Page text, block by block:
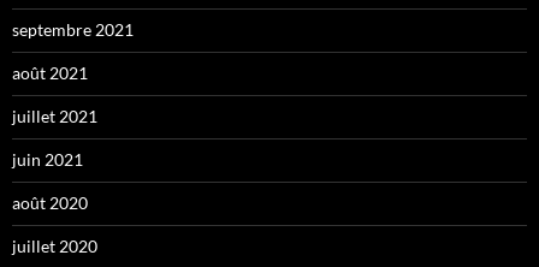
septembre 2021
août 2021
juillet 2021
juin 2021
août 2020
juillet 2020